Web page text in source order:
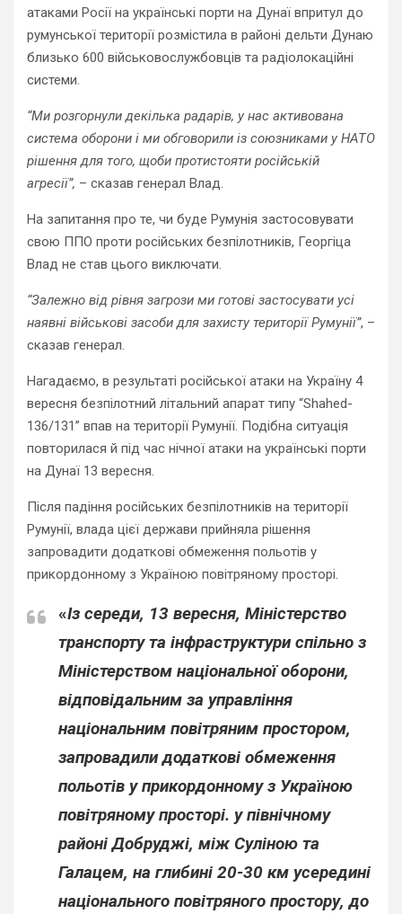
атаками Росії на українські порти на Дунаї впритул до
румунської території розмістила в районі дельти Дунаю
близько 600 військовослужбовців та радіолокаційні
системи.
“Ми розгорнули декілька радарів, у нас активована
система оборони і ми обговорили із союзниками у НАТО
рішення для того, щоби протистояти російській
агресії”, – сказав генерал Влад.
На запитання про те, чи буде Румунія застосовувати
свою ППО проти російських безпілотників, Георгіца
Влад не став цього виключати.
“Залежно від рівня загрози ми готові застосувати усі
наявні військові засоби для захисту території Румунії”, –
сказав генерал.
Нагадаємо, в результаті російської атаки на Україну 4
вересня безпілотний літальний апарат типу “Shahed-
136/131” впав на території Румунії. Подібна ситуація
повторилася й під час нічної атаки на українські порти
на Дунаї 13 вересня.
Після падіння російських безпілотників на території
Румунії, влада цієї держави прийняла рішення
запровадити додаткові обмеження польотів у
прикордонному з Україною повітряному просторі.
«Із середи, 13 вересня, Міністерство
транспорту та інфраструктури спільно з
Міністерством національної оборони,
відповідальним за управління
національним повітряним простором,
запровадили додаткові обмеження
польотів у прикордонному з Україною
повітряному просторі. у північному
районі Добруджі, між Суліною та
Галацем, на глибині 20-30 км усередині
національного повітряного простору, до